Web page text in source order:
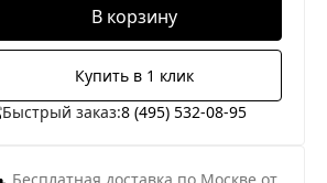
В корзину
Купить в 1 клик
Быстрый заказ:8 (495) 532-08-95